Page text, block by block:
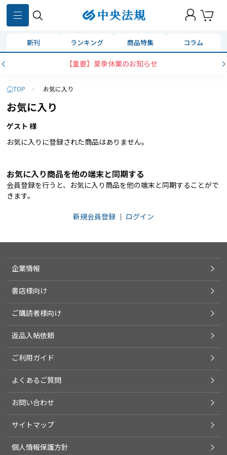
新刊 ランキング 商品特集 コラム
【重要】夏季休業のお知らせ
TOP > お気に入り
お気に入り
ゲスト 様
お気に入りに登録された商品はありません。
お気に入り商品を他の端末と同期する
会員登録を行うと、お気に入り商品を他の端末と同期することがで
きます。
新規会員登録 ｜ ログイン
企業情報
書店様向け
ご購読者様向け
返品入帖依頼
ご利用ガイド
よくあるご質問
お問い合わせ
サイトマップ
個人情報保護方針